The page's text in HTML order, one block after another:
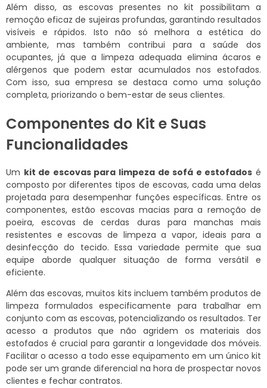
Além disso, as escovas presentes no kit possibilitam a
remoção eficaz de sujeiras profundas, garantindo resultados
visíveis e rápidos. Isto não só melhora a estética do
ambiente, mas também contribui para a saúde dos
ocupantes, já que a limpeza adequada elimina ácaros e
alérgenos que podem estar acumulados nos estofados.
Com isso, sua empresa se destaca como uma solução
completa, priorizando o bem-estar de seus clientes.
Componentes do Kit e Suas
Funcionalidades
Um kit de escovas para limpeza de sofá e estofados é
composto por diferentes tipos de escovas, cada uma delas
projetada para desempenhar funções específicas. Entre os
componentes, estão escovas macias para a remoção de
poeira, escovas de cerdas duras para manchas mais
resistentes e escovas de limpeza a vapor, ideais para a
desinfecção do tecido. Essa variedade permite que sua
equipe aborde qualquer situação de forma versátil e
eficiente.
Além das escovas, muitos kits incluem também produtos de
limpeza formulados especificamente para trabalhar em
conjunto com as escovas, potencializando os resultados. Ter
acesso a produtos que não agridem os materiais dos
estofados é crucial para garantir a longevidade dos móveis.
Facilitar o acesso a todo esse equipamento em um único kit
pode ser um grande diferencial na hora de prospectar novos
clientes e fechar contratos.